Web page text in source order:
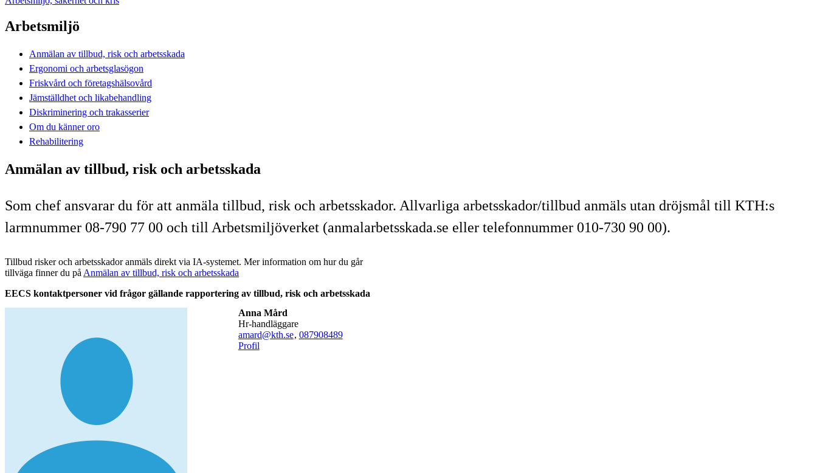
Arbetsmiljö
Anmälan av tillbud, risk och arbetsskada
Ergonomi och arbetsglasögon
Friskvård och företagshälsovård
Jämställdhet och likabehandling
Diskriminering och trakasserier
Om du känner oro
Rehabilitering
Anmälan av tillbud, risk och arbetsskada
Som chef ansvarar du för att anmäla tillbud, risk och arbetsskador. Allvarliga arbetsskador/tillbud anmäls utan dröjsmål till KTH:s
larmnummer 08-790 77 00 och till Arbetsmiljöverket (anmalarbetsskada.se eller telefonnummer 010-730 90 00).
Tillbud risker och arbetsskador anmäls direkt via IA-systemet. Mer information om hur du går
tillväga finner du på Anmälan av tillbud, risk och arbetsskada
EECS kontaktpersoner vid frågor gällande rapportering av tillbud, risk och arbetsskada
Anna Mård
hr-handläggare
amard@kth.se, 087908489
Profil